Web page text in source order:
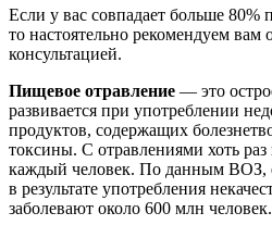
Если у вас совпадает больше
то настоятельно рекомендуем вам
консультацией.
Пищевое отравление — это
развивается при употреблении
продуктов, содержащих
токсины. С отравлениями хоть
каждый человек. По данным ВОЗ,
в результате употребления
заболевают около 600 млн человек.